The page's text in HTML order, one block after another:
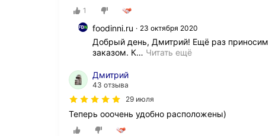
1
foodinni.ru 23 октября 2020
Добрый день, Дмитрий! Ещё раз
заказом. К… Читать ещё
Дмитрий
43 отзыва
29 июля
Теперь ооочень удобно расположены)